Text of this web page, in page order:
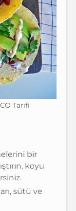
Tarifi
bir
koyu
sütü ve